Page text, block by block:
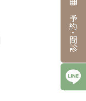
予約･問診